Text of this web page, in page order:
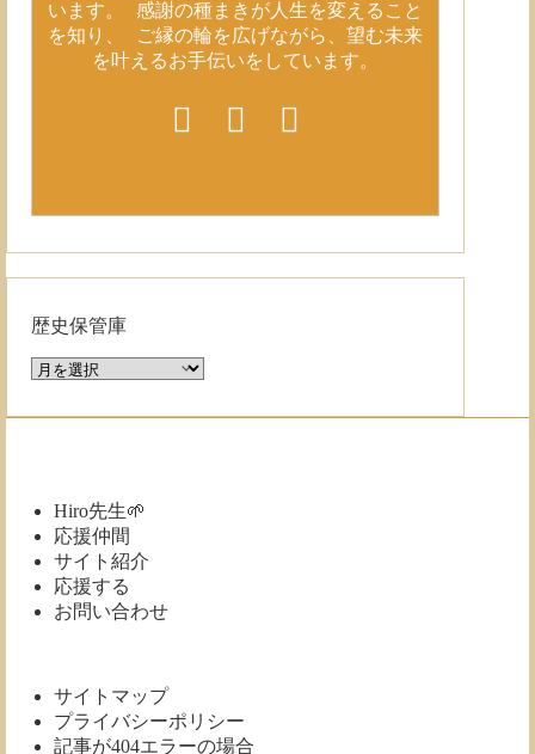
います。 感謝の種まきが人生を変えること
を知り、 ご縁の輪を広げながら、望む未来
を叶えるお手伝いをしています。
歴史保管庫
歴
保
Hiro先生🌱
応援仲間
サイト紹介
応援する
お問い合わせ
サイトマップ
プライバシーポリシー
記事が404エラーの場合